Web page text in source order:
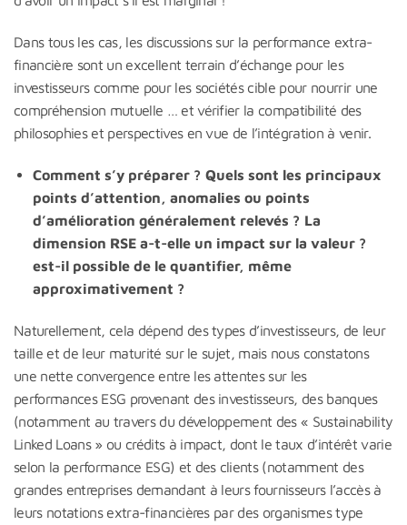
Dans tous les cas, les discussions sur la performance extra-
financière sont un excellent terrain d’échange pour les
investisseurs comme pour les sociétés cible pour nourrir une
compréhension mutuelle … et vérifier la compatibilité des
philosophies et perspectives en vue de l’intégration à venir.
Comment s’y préparer ? Quels sont les principaux
points d’attention, anomalies ou points
d’amélioration généralement relevés ? La
dimension RSE a-t-elle un impact sur la valeur ?
est-il possible de le quantifier, même
approximativement ?
Naturellement, cela dépend des types d’investisseurs, de leur
taille et de leur maturité sur le sujet, mais nous constatons
une nette convergence entre les attentes sur les
performances ESG provenant des investisseurs, des banques
(notamment au travers du développement des « Sustainability
Linked Loans » ou crédits à impact, dont le taux d’intérêt varie
selon la performance ESG) et des clients (notamment des
grandes entreprises demandant à leurs fournisseurs l’accès à
leurs notations extra-financières par des organismes type